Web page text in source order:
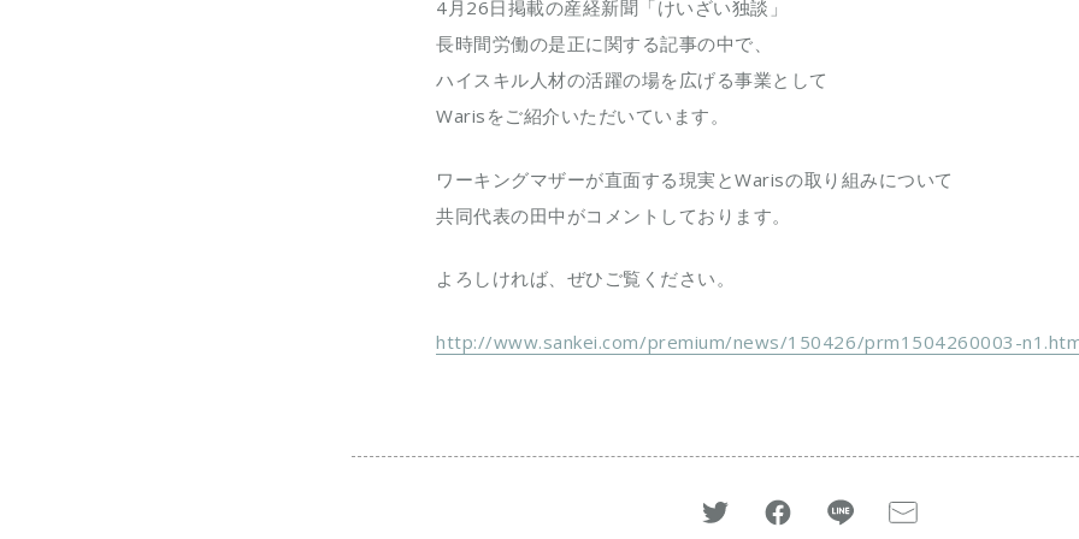
4月26日掲載の産経新聞「けいざい独談」
長時間労働の是正に関する記事の中で、
ハイスキル人材の活躍の場を広げる事業として
Warisをご紹介いただいています。
ワーキングマザーが直面する現実とWarisの取り組みについて
共同代表の田中がコメントしております。
よろしければ、ぜひご覧ください。
http://www.sankei.com/premium/news/150426/prm1504260003-